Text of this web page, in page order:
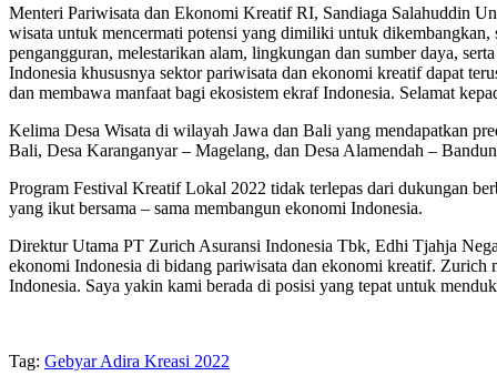
Menteri Pariwisata dan Ekonomi Kreatif RI, Sandiaga Salahuddin
wisata untuk mencermati potensi yang dimiliki untuk dikembangkan,
pengangguran, melestarikan alam, lingkungan dan sumber daya,
Indonesia khususnya sektor pariwisata dan ekonomi kreatif dapat
dan membawa manfaat bagi ekosistem ekraf Indonesia. Selamat
Kelima Desa Wisata di wilayah Jawa dan Bali yang mendapatkan
Bali, Desa Karanganyar – Magelang, dan Desa Alamendah –
Program Festival Kreatif Lokal 2022 tidak terlepas dari dukungan
yang ikut bersama – sama membangun ekonomi Indonesia.
Direktur Utama PT Zurich Asuransi Indonesia Tbk, Edhi Tjahja
ekonomi Indonesia di bidang pariwisata dan ekonomi kreatif. Zurich
Indonesia. Saya yakin kami berada di posisi yang tepat untuk
Tag: Gebyar Adira Kreasi 2022